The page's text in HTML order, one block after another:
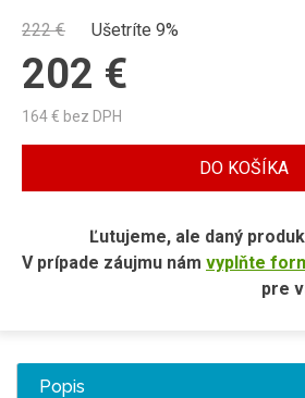
222€ Ušetríte 9%
202 €
164€ bez DPH
DO KOŠÍKA
Ľutujeme, ale daný
V prípade záujmu nám vyplňte
pre
Popis